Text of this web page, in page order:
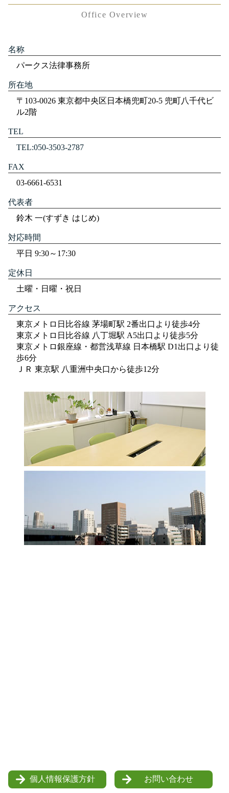
Office Overview
名称
パークス法律事務所
所在地
〒103-0026 東京都中央区日本橋兜町20-5 兜町八千代ビ
ル2階
TEL
TEL:050-3503-2787
FAX
03-6661-6531
代表者
鈴木 一(すずき はじめ)
対応時間
平日 9:30～17:30
定休日
土曜・日曜・祝日
アクセス
東京メトロ日比谷線 茅場町駅 2番出口より徒歩4分
東京メトロ日比谷線 八丁堀駅 A5出口より徒歩5分
東京メトロ銀座線・都営浅草線 日本橋駅 D1出口より徒
歩6分
ＪＲ 東京駅 八重洲中央口から徒歩12分
個人情報保護方針 お問い合わせ